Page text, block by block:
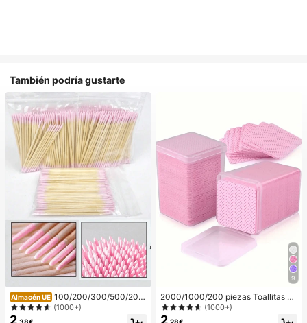
También podría gustarte
Almacén UE 100/200/300/500/200
0/5000 piezas/20 piezas Palitos a
plicadores de esmalte de uñas de d
(1000+)
9
2000/1000/200 piezas Toallitas de
limpieza de uñas - Almohadillas pro
fesionales sin pelusa para quitar es
(1000+)